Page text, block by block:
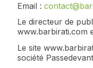
Email :
Le directeur de
www.barbirati.com
Le site
société